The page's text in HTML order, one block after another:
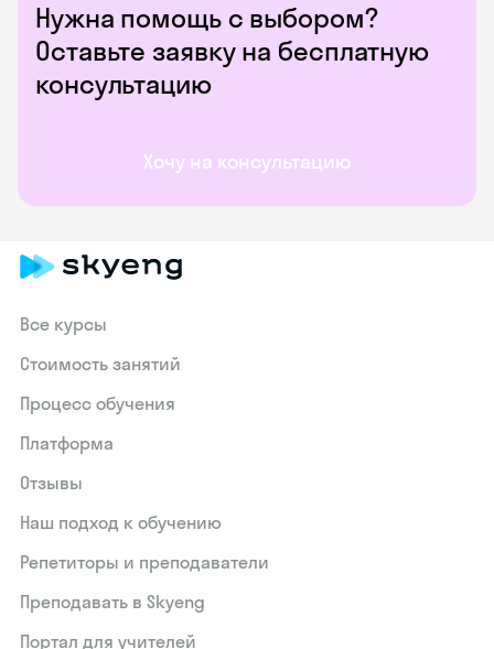
Нужна помощь с выбором?
Оставьте заявку на бесплатную
консультацию
Хочу на консультацию
Все курсы
Стоимость занятий
Процесс обучения
Платформа
Отзывы
Наш подход к обучению
Репетиторы и преподаватели
Преподавать в Skyeng
Портал для учителей